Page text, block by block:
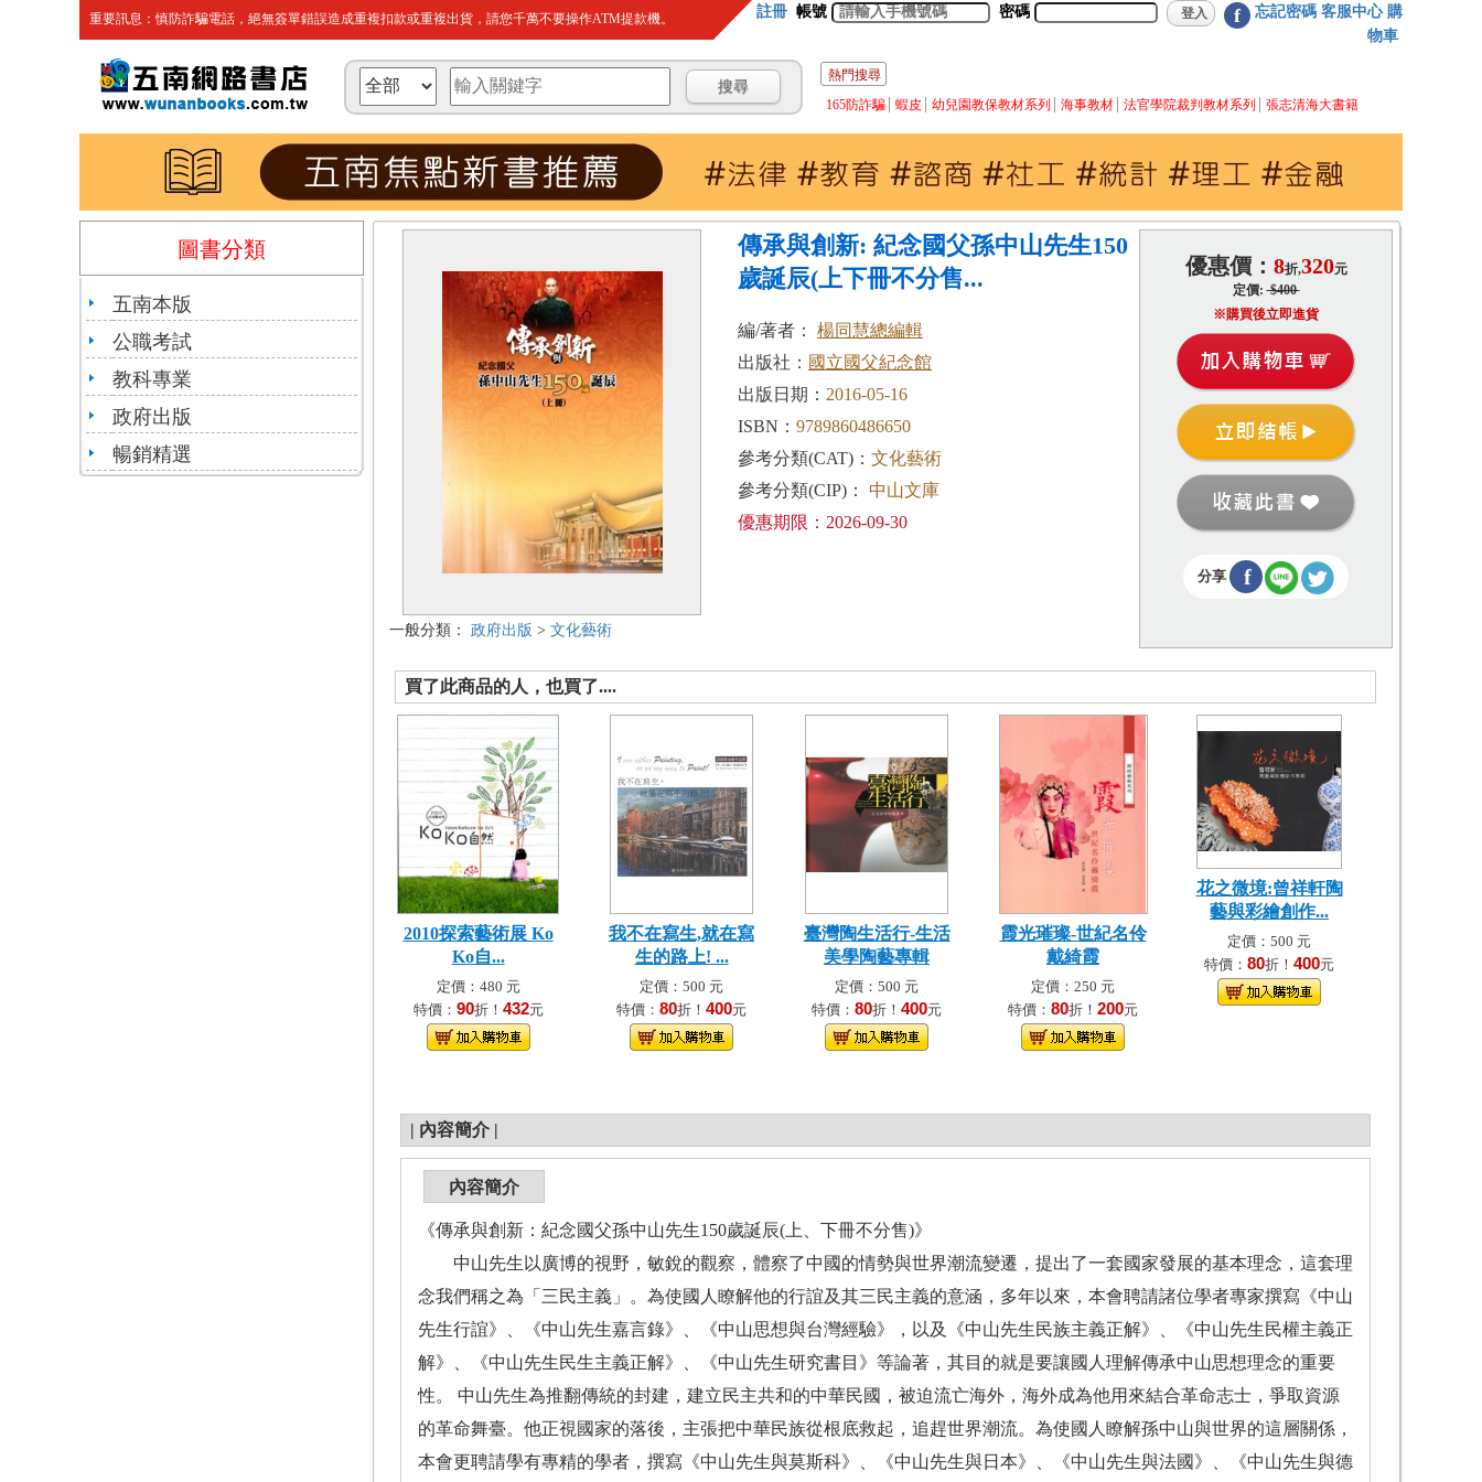
重要訊息：慎防詐騙電話，絕無簽單錯誤造成重複扣款或重複出貨，請您千萬不要操作ATM提款機。 註冊 帳號 密碼 f 忘記密碼 客服中心 購
物車
熱門搜尋
165防詐騙
蝦皮 幼兒園教保教材系列 海事教材 法官學院裁判教材系列 張志清海大書籍
圖書分類
五南本版
公職考試
教科專業
政府出版
暢銷精選
一般分類： 政府出版 > 文化藝術
傳承與創新: 紀念國父孫中山先生150
歲誕辰(上下冊不分售...
編/著者： 楊同慧總編輯
出版社： 國立國父紀念館
出版日期： 2016-05-16
ISBN： 9789860486650
參考分類(CAT)： 文化藝術
參考分類(CIP)：
中山文庫
優惠期限：2026-09-30
優惠價： 8折,320元
定價:$400
※購買後立即進貨
分享 f
買了此商品的人，也買了....
2010探索藝術展 Ko
Ko自...
定價：480 元
特價： 90折！ 432元
我不在寫生,就在寫
生的路上! ...
定價：500 元
特價： 80折！ 400元
臺灣陶生活行-生活
美學陶藝專輯
定價：500 元
特價： 80折！ 400元
霞光璀璨-世紀名伶
戴綺霞
定價：250 元
特價： 80折！ 200元
花之微境:曾祥軒陶
藝與彩繪創作...
定價：500 元
特價： 80折！ 400元
| 內容簡介 |
內容簡介
《傳承與創新：紀念國父孫中山先生150歲誕辰(上、下冊不分售)》
中山先生以廣博的視野，敏銳的觀察，體察了中國的情勢與世界潮流變遷，提出了一套國家發展的基本理念，這套理
念我們稱之為「三民主義」。為使國人瞭解他的行誼及其三民主義的意涵，多年以來，本會聘請諸位學者專家撰寫《中山
先生行誼》、《中山先生嘉言錄》、《中山思想與台灣經驗》，以及《中山先生民族主義正解》、《中山先生民權主義正
解》、《中山先生民生主義正解》、《中山先生研究書目》等論著，其目的就是要讓國人理解傳承中山思想理念的重要
性。 中山先生為推翻傳統的封建，建立民主共和的中華民國，被迫流亡海外，海外成為他用來結合革命志士，爭取資源
的革命舞臺。他正視國家的落後，主張把中華民族從根底救起，追趕世界潮流。為使國人瞭解孫中山與世界的這層關係，
本會更聘請學有專精的學者，撰寫《中山先生與莫斯科》、《中山先生與日本》、《中山先生與法國》、《中山先生與德